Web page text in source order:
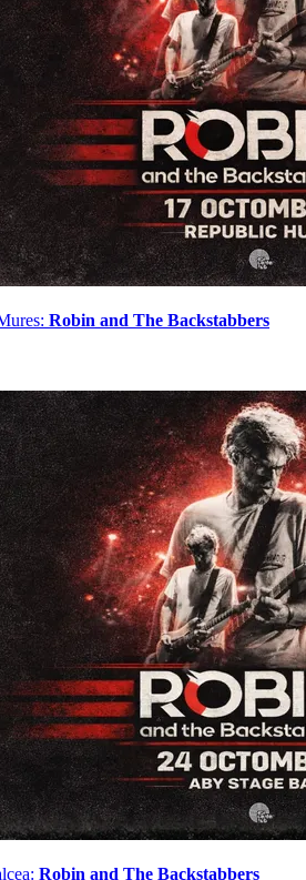
Robin and The Backstabbers
Robin and The Backstabbers